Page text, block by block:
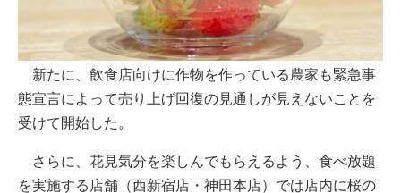
新たに、飲食店向けに作物を作っている農家も緊急事
態宣言によって売り上げ回復の見通しが見えないことを
受けて開始した。
さらに、花見気分を楽しんでもらえるよう、食べ放題
を実施する店舗（西新宿店・神田本店）では店内に桜の